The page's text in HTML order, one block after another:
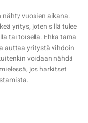
vuosien aikana.
yritys, joten sillä tulee
tai toisella. Ehkä tämä
auttaa yritystä vihdoin
voidaan nähdä
jos harkitset